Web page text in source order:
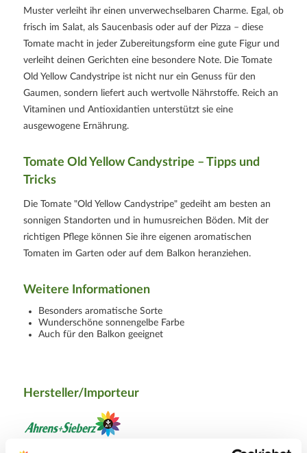
Muster verleiht ihr einen unverwechselbaren Charme. Egal, ob
frisch im Salat, als Saucenbasis oder auf der Pizza – diese
Tomate macht in jeder Zubereitungsform eine gute Figur und
verleiht deinen Gerichten eine besondere Note. Die Tomate
Old Yellow Candystripe ist nicht nur ein Genuss für den
Gaumen, sondern liefert auch wertvolle Nährstoffe. Reich an
Vitaminen und Antioxidantien unterstützt sie eine
ausgewogene Ernährung.
Tomate Old Yellow Candystripe – Tipps und
Tricks
Die Tomate "Old Yellow Candystripe" gedeiht am besten an
sonnigen Standorten und in humusreichen Böden. Mit der
richtigen Pflege können Sie ihre eigenen aromatischen
Tomaten im Garten oder auf dem Balkon heranziehen.
Weitere Informationen
Besonders aromatische Sorte
Wunderschöne sonnengelbe Farbe
Auch für den Balkon geeignet
Hersteller/Importeur